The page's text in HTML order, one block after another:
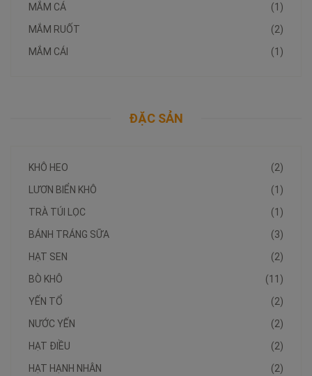
(1)
MẮM CÁ
(2)
MẮM RUỐT
(1)
MẮM CÁI
ĐẶC SẢN
(2)
KHÔ HEO
(1)
LƯƠN BIỂN KHÔ
(1)
TRÀ TÚI LỌC
(3)
BÁNH TRÁNG SỮA
(2)
HẠT SEN
(11)
BÒ KHÔ
(2)
YẾN TỔ
(2)
NƯỚC YẾN
(2)
HẠT ĐIỀU
(2)
HẠT HẠNH NHÂN